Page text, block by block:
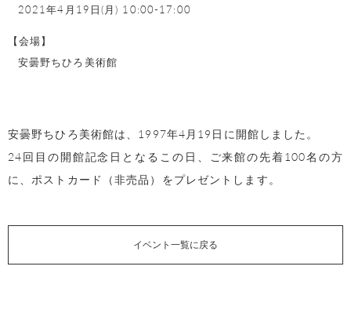
2021年4月19日(月) 10:00-17:00
【会場】
安曇野ちひろ美術館
安曇野ちひろ美術館は、1997年4月19日に開館しました。
24回目の開館記念日となるこの日、ご来館の先着100名の方
に、ポストカード（非売品）をプレゼントします。
イベント一覧に戻る